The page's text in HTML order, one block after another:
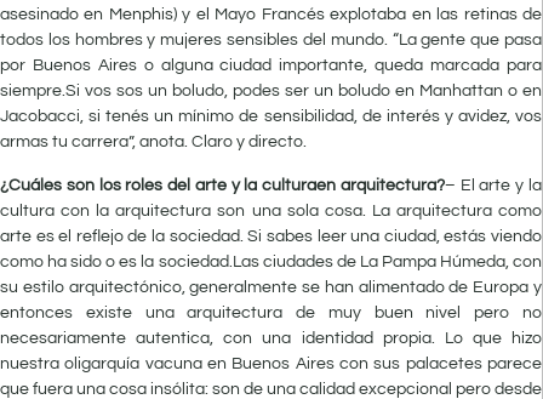
asesinado en Menphis) y el Mayo Francés explotaba en las retinas de
todos los hombres y mujeres sensibles del mundo. “La gente que pasa
por Buenos Aires o alguna ciudad importante, queda marcada para
siempre.Si vos sos un boludo, podes ser un boludo en Manhattan o en
Jacobacci, si tenés un mínimo de sensibilidad, de interés y avidez, vos
armas tu carrera”, anota. Claro y directo.
¿Cuáles son los roles del arte y la culturaen arquitectura?– El arte y la
cultura con la arquitectura son una sola cosa. La arquitectura como
arte es el reflejo de la sociedad. Si sabes leer una ciudad, estás viendo
como ha sido o es la sociedad.Las ciudades de La Pampa Húmeda, con
su estilo arquitectónico, generalmente se han alimentado de Europa y
entonces existe una arquitectura de muy buen nivel pero no
necesariamente autentica, con una identidad propia. Lo que hizo
nuestra oligarquía vacuna en Buenos Aires con sus palacetes parece
que fuera una cosa insólita: son de una calidad excepcional pero desde